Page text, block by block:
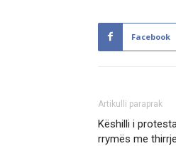
Facebook
Artikulli paraprak
Këshilli i
rrymës me